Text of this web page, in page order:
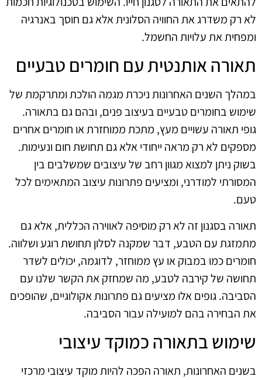
לא רק משדרג את החוויה הסלונית אלא גם חוסך באנרגיה
ומפחית את עלויות החשמל.
תאורה אותנטית עם חומרים טבעיים
במהלך השנים האחרונות ניכרת מגמה הולכת ומתרקמת של
שימוש בחומרים טבעיים בעיצוב פנים, ובהם גם בתאורה.
גופי תאורה עשויים מעץ, מתכת ממוחזרת או חומרים אחרים
מספקים לא רק מראה ייחודי אלא גם תחושת חום ונעימות.
בשוק ניתן למצוא מגוון רחב של עיצובים שמשלבים בין
המסורתי למודרני, ומציעים פתרונות עיצוב המתאימים לכל
טעם.
תאורה בסגנון זה לא רק מוסיפה לאווירה הכללית, אלא גם
מתמזגת עם הטבע, דבר שמקנה לסלון תחושת רוגע ושלווה.
חומרים כמו במבוק או עץ ממוחזר, לדוגמה, יכולים לשדר
תחושה של קירבה לטבע, מה שמחזק את הקשר שלנו עם
הסביבה. גופים אלו מציעים גם פתרונות אקולוגיים, שהופכים
את הבחירה בהם למועילה עבור הסביבה.
שימוש בתאורה כמוקד עיצובי
בשנים האחרונות, תאורה הפכה להיות מוקד עיצובי מרכזי